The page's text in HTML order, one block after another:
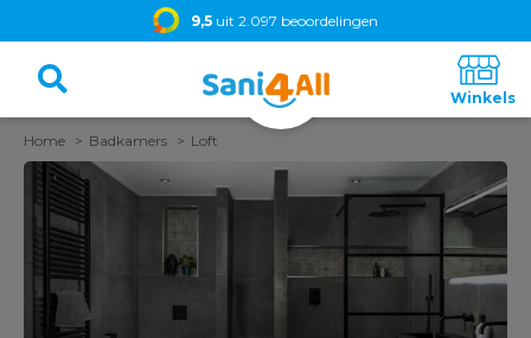
9,5 uit 2.097 beoordelingen
Home Badkamers Loft